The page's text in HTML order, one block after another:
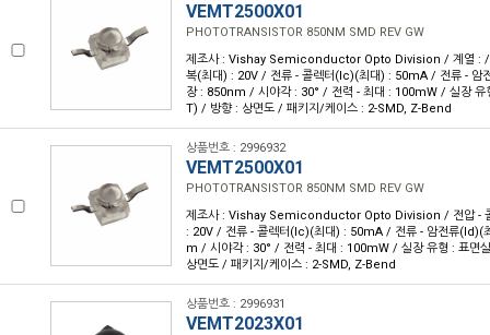
VEMT2500X01
PHOTOTRANSISTOR 850NM SMD REV GW
제조사 : Vishay Semiconductor Opto Division / 계열 : /
복(최대) : 20V / 전류 - 콜렉터(Ic)(최대) : 50mA / 전류 - 암
장 : 850nm / 시야각 : 30° / 전력 - 최대 : 100mW / 실장 유
T) / 방향 : 상면도 / 패키지/케이스 : 2-SMD, Z-Bend
상품번호 : 2996932
VEMT2500X01
PHOTOTRANSISTOR 850NM SMD REV GW
제조사 : Vishay Semiconductor Opto Division / 전압 -
: 20V / 전류 - 콜렉터(Ic)(최대) : 50mA / 전류 - 암전류(Id)(
m / 시야각 : 30° / 전력 - 최대 : 100mW / 실장 유형 : 표면
상면도 / 패키지/케이스 : 2-SMD, Z-Bend
상품번호 : 2996931
VEMT2023X01